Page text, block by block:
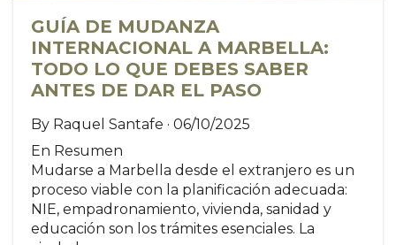
GUÍA DE MUDANZA
INTERNACIONAL A MARBELLA:
TODO LO QUE DEBES SABER
ANTES DE DAR EL PASO
By Raquel Santafe · 06/10/2025
En Resumen
Mudarse a Marbella desde el extranjero es un
proceso viable con la planificación adecuada:
NIE, empadronamiento, vivienda, sanidad y
educación son los trámites esenciales. La